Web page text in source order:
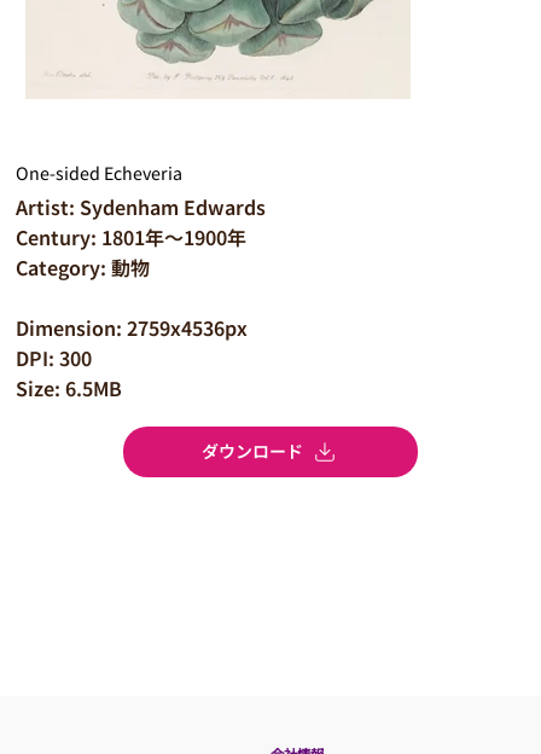
One-sided Echeveria
Artist: Sydenham Edwards
Century: 1801年～1900年
Category: 動物
Dimension: 2759x4536px
DPI: 300
Size: 6.5MB
ダウンロード